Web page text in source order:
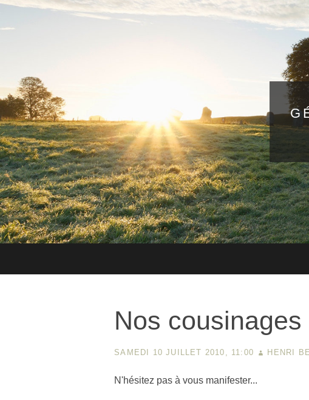
Nos cousinages
SAMEDI 10 JUILLET 2010, 11:00 HENRI
N'hésitez pas à vous manifester...